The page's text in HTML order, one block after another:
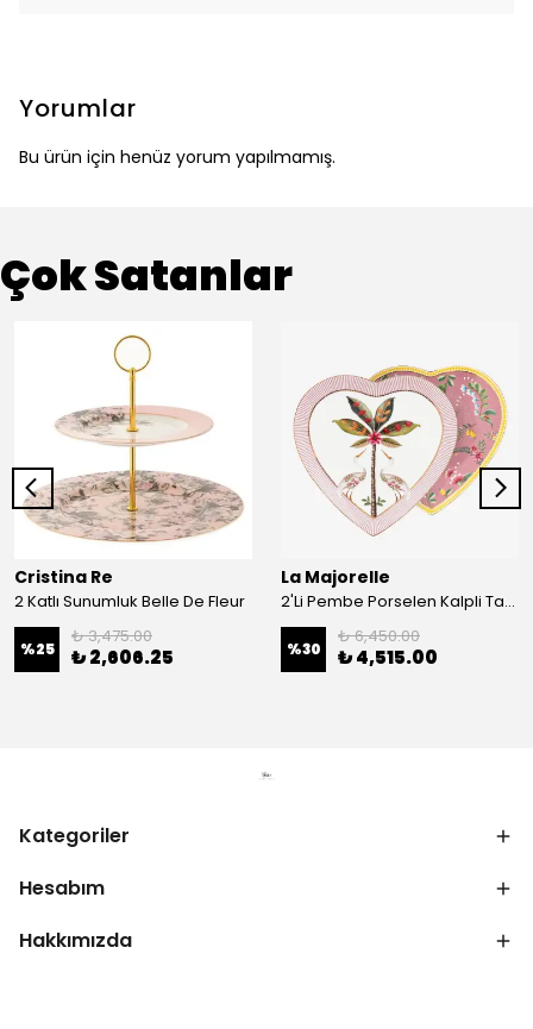
Yorumlar
Bu ürün için henüz yorum yapılmamış.
Çok Satanlar
Cristina Re
2 Katlı Sunumluk Belle De Fleur
%25
₺ 3,475.00
₺ 2,606.25
La Majorelle
2'Li Pembe Porselen Kalpli Tabak 21,5 Cm La Majorelle
%30
₺ 6,450.00
₺ 4,515.00
Kategoriler
Hesabım
Hakkımızda